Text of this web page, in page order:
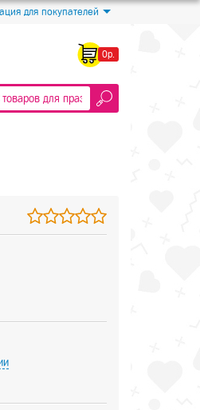
для покупателей
0р.